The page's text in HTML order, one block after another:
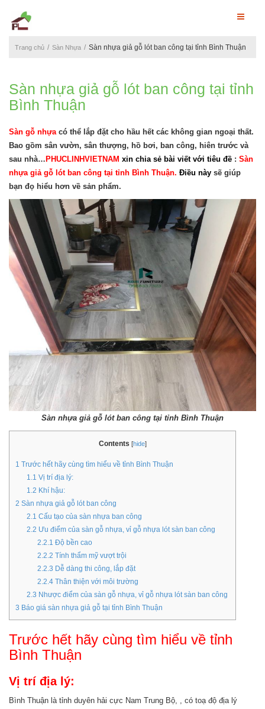
Trang chủ Sàn Nhựa Sàn nhựa giả gỗ lót ban công tại tỉnh Bình Thuận
Sàn nhựa giả gỗ lót ban công tại tỉnh
Bình Thuận
Sàn gỗ nhựacó thể lắp đặt cho hầu hết các không gian ngoại thất.
Bao gồm sân vườn, sân thượng, hồ bơi, ban công, hiên trước và
sau nhà… PHUCLINHVIETNAM xin chia sẻ bài viết với tiêu đề : Sàn
nhựa giả gỗ lót ban công tại tỉnh Bình Thuận. Điều này sẽ giúp
bạn đọ hiểu hơn về sản phẩm.
Sàn nhựa giả gỗ lót ban công tại tỉnh Bình Thuận
Contents [hide]
1 Trước hết hãy cùng tìm hiểu về tỉnh Bình Thuận
1.1 Vị trí địa lý:
1.2 Khí hậu:
2 Sàn nhựa giả gỗ lót ban công
2.1 Cấu tạo của sàn nhựa ban công
2.2 Ưu điểm của sàn gỗ nhựa, vỉ gỗ nhựa lót sàn ban công
2.2.1 Độ bền cao
2.2.2 Tính thẩm mỹ vượt trội
2.2.3 Dễ dàng thi công, lắp đặt
2.2.4 Thân thiện với môi trường
2.3 Nhược điểm của sàn gỗ nhựa, vỉ gỗ nhựa lót sàn ban công
3 Báo giá sàn nhựa giả gỗ tại tỉnh Bình Thuận
Trước hết hãy cùng tìm hiểu về tỉnh
Bình Thuận
Vị trí địa lý:
Bình Thuận là tỉnh duyên hải cực Nam Trung Bộ, , có toạ độ địa lý